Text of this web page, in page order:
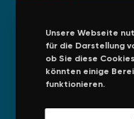
Energiestrategie
Unsere Webseite
für die Darstellung
ob Sie diese
könnten einige
funktionieren.